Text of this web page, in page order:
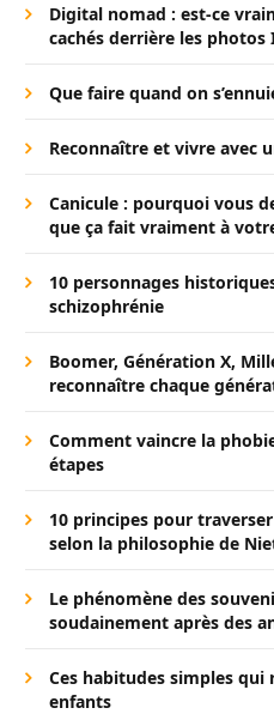
Digital nomad : est-ce
cachés derrière les photos
Que faire quand on
Reconnaître et vivre avec
Canicule : pourquoi vous
que ça fait vraiment à
10 personnages
schizophrénie
Boomer, Génération X,
reconnaître chaque
Comment vaincre la
étapes
10 principes pour
selon la philosophie de
Le phénomène des
soudainement après des
Ces habitudes simples
enfants